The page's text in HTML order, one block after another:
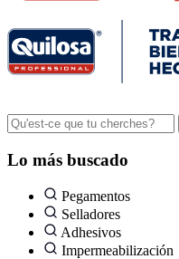
Lo más buscado
Pegamentos
Selladores
Adhesivos
Impermeabilización